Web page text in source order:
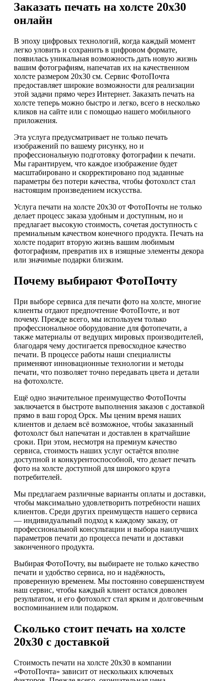
Заказать печать на холсте 20х30
онлайн
В эпоху цифровых технологий, когда каждый момент
легко уловить и сохранить в цифровом формате,
появилась уникальная возможность дать новую жизнь
вашим фотографиям, напечатав их на качественном
холсте размером 20х30 см. Сервис ФотоПочта
предоставляет широкие возможности для реализации
этой задачи прямо через Интернет. Заказать печать на
холсте теперь можно быстро и легко, всего в несколько
кликов на сайте или с помощью нашего мобильного
приложения.
Эта услуга предусматривает не только печать
изображений по вашему рисунку, но и
профессиональную подготовку фотографии к печати.
Мы гарантируем, что каждое изображение будет
масштабировано и скорректировано под заданные
параметры без потери качества, чтобы фотохолст стал
настоящим произведением искусства.
Услуга печати на холсте 20х30 от ФотоПочты не только
делает процесс заказа удобным и доступным, но и
предлагает высокую стоимость, сочетая доступность с
премиальным качеством конечного продукта. Печать на
холсте подарит вторую жизнь вашим любимым
фотографиям, превратив их в изящные элементы декора
или значимые подарки близким.
Почему выбирают ФотоПочту
При выборе сервиса для печати фото на холсте, многие
клиенты отдают предпочтение ФотоПочте, и вот
почему. Прежде всего, мы используем только
профессиональное оборудование для фотопечати, а
также материалы от ведущих мировых производителей,
благодаря чему достигается превосходное качество
печати. В процессе работы наши специалисты
применяют инновационные технологии и методы
печати, что позволяет точно передавать цвета и детали
на фотохолсте.
Ещё одно значительное преимущество ФотоПочты
заключается в быстроте выполнения заказов с доставкой
прямо в ваш город Орск. Мы ценим время наших
клиентов и делаем всё возможное, чтобы заказанный
фотохолст был напечатан и доставлен в кратчайшие
сроки. При этом, несмотря на премиум качество
сервиса, стоимость наших услуг остаётся вполне
доступной и конкурентоспособной, что делает печать
фото на холсте доступной для широкого круга
потребителей.
Мы предлагаем различные варианты оплаты и доставки,
чтобы максимально удовлетворить потребности наших
клиентов. Среди других преимуществ нашего сервиса
— индивидуальный подход к каждому заказу, от
профессиональной консультации и выбора наилучших
параметров печати до процесса печати и доставки
законченного продукта.
Выбирая ФотоПочту, вы выбираете не только качество
печати и удобство сервиса, но и надёжность,
проверенную временем. Мы постоянно совершенствуем
наш сервис, чтобы каждый клиент остался доволен
результатом, и его фотохолст стал ярким и долговечным
воспоминанием или подарком.
Сколько стоит печать на холсте
20х30 с доставкой
Стоимость печати на холсте 20x30 в компании
«ФотоПочта» зависит от нескольких ключевых